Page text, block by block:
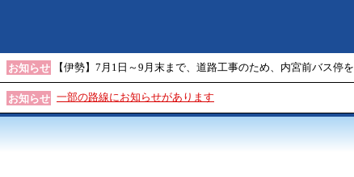
お知らせ 【伊勢】7月1日～9月末まで、道路工事のため、内宮前バス停を
お知らせ 一部の路線にお知らせがあります